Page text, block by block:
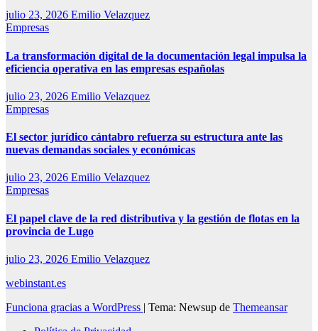
julio 23, 2026 Emilio Velazquez
Empresas
La transformación digital de la documentación legal impulsa la
eficiencia operativa en las empresas españolas
julio 23, 2026 Emilio Velazquez
Empresas
El sector jurídico cántabro refuerza su estructura ante las
nuevas demandas sociales y económicas
julio 23, 2026 Emilio Velazquez
Empresas
El papel clave de la red distributiva y la gestión de flotas en la
provincia de Lugo
julio 23, 2026 Emilio Velazquez
webinstant.es
Funciona gracias a WordPress | Tema: Newsup de Themeansar